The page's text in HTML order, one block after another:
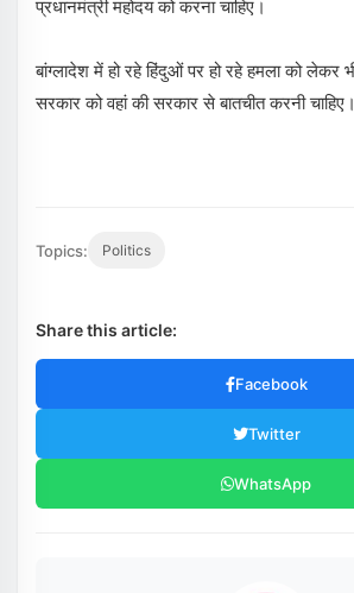
प्रधानमंत्री महोदय को करना चाहिए।
बांग्लादेश में हो रहे हिंदुओं पर हो रहे हमला को लेकर
सरकार को वहां की सरकार से बातचीत करनी चाहिए।
Topics: Politics
Share this article:
Facebook
Twitter
WhatsApp